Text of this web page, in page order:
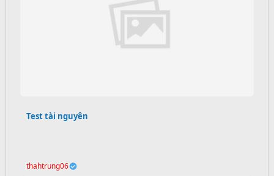
Test tài nguyên
thahtrung06